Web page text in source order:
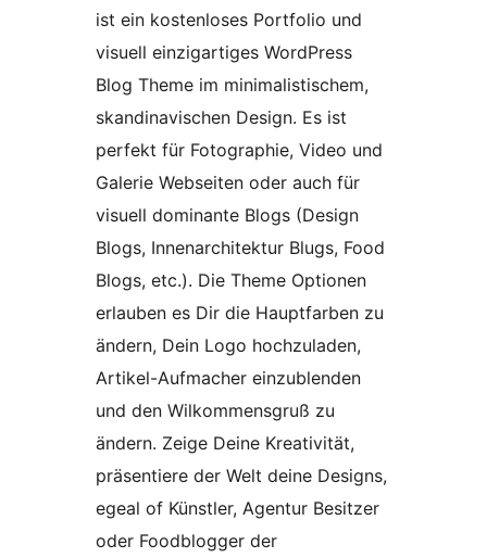
ist ein kostenloses Portfolio und
visuell einzigartiges WordPress
Blog Theme im minimalistischem,
skandinavischen Design. Es ist
perfekt für Fotographie, Video und
Galerie Webseiten oder auch für
visuell dominante Blogs (Design
Blogs, Innenarchitektur Blugs, Food
Blogs, etc.). Die Theme Optionen
erlauben es Dir die Hauptfarben zu
ändern, Dein Logo hochzuladen,
Artikel-Aufmacher einzublenden
und den Wilkommensgruß zu
ändern. Zeige Deine Kreativität,
präsentiere der Welt deine Designs,
egeal of Künstler, Agentur Besitzer
oder Foodblogger der